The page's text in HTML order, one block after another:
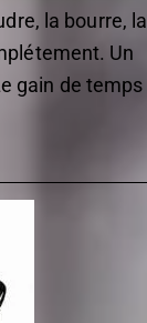
la bourre, la
Un
gain de temps